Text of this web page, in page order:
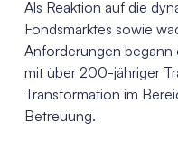
Als Reaktion auf die
Fondsmarktes sowie
Anforderungen begann
mit über 200-jähriger
Transformation im
Betreuung.